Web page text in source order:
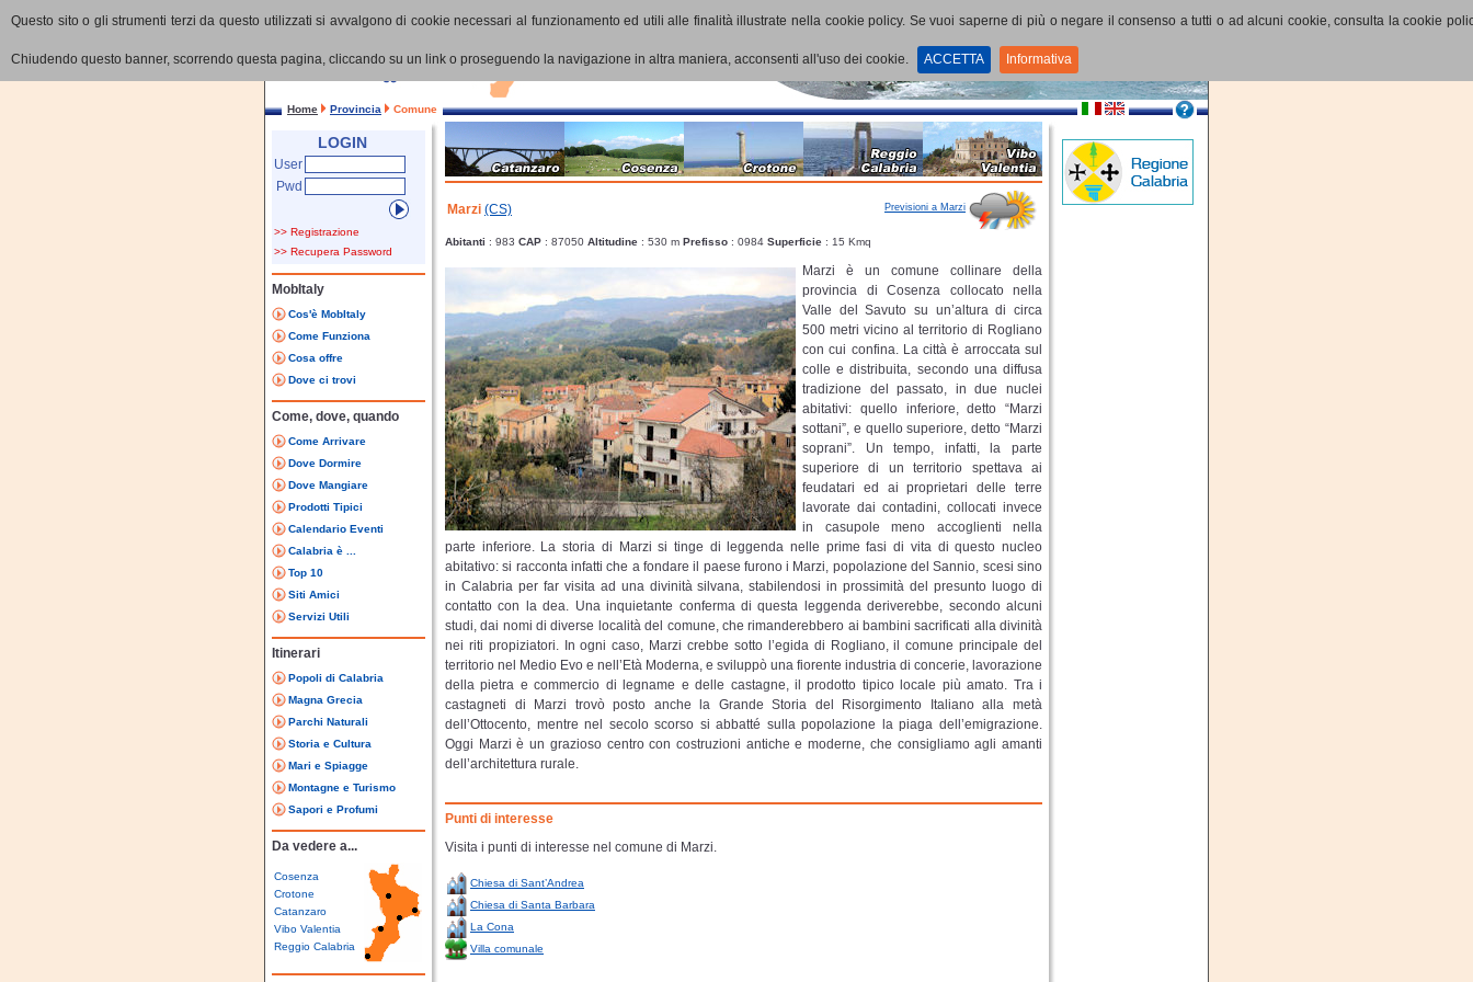
Questo sito o gli strumenti terzi da questo utilizzati si avvalgono di cookie necessari al funzionamento ed utili alle finalità illustrate nella cookie policy. Se vuoi saperne di più o negare il consenso a tutti o ad alcuni cookie, consulta la cookie
Chiudendo questo banner, scorrendo questa pagina, cliccando su un link o proseguendo la navigazione in altra maniera, acconsenti all'uso dei cookie. ACCETTA Informativa
Home Provincia Comune
LOGIN
User
Pwd
>> Registrazione
>> Recupera Password
MobItaly
Cos'è MobItaly
Come Funziona
Cosa offre
Dove ci trovi
Come, dove, quando
Come Arrivare
Dove Dormire
Dove Mangiare
Prodotti Tipici
Calendario Eventi
Calabria è ...
Top 10
Siti Amici
Servizi Utili
Itinerari
Popoli di Calabria
Magna Grecia
Parchi Naturali
Storia e Cultura
Mari e Spiagge
Montagne e Turismo
Sapori e Profumi
Da vedere a...
Cosenza
Crotone
Catanzaro
Vibo Valentia
Reggio Calabria
Marzi (CS) Previsioni a Marzi
Abitanti : 983 CAP : 87050 Altitudine : 530 m Prefisso : 0984 Superficie : 15 Kmq
Marzi è un comune collinare della
provincia di Cosenza collocato nella
Valle del Savuto su un’altura di circa
500 metri vicino al territorio di Rogliano
con cui confina. La città è arroccata sul
colle e distribuita, secondo una diffusa
tradizione del passato, in due nuclei
abitativi: quello inferiore, detto “Marzi
sottani”, e quello superiore, detto “Marzi
soprani”. Un tempo, infatti, la parte
superiore di un territorio spettava ai
feudatari ed ai proprietari delle terre
lavorate dai contadini, collocati invece
in casupole meno accoglienti nella
parte inferiore. La storia di Marzi si tinge di leggenda nelle prime fasi di vita di questo nucleo
abitativo: si racconta infatti che a fondare il paese furono i Marzi, popolazione del Sannio, scesi sino
in Calabria per far visita ad una divinità silvana, stabilendosi in prossimità del presunto luogo di
contatto con la dea. Una inquietante conferma di questa leggenda deriverebbe, secondo alcuni
studi, dai nomi di diverse località del comune, che rimanderebbero ai bambini sacrificati alla divinità
nei riti propiziatori. In ogni caso, Marzi crebbe sotto l’egida di Rogliano, il comune principale del
territorio nel Medio Evo e nell’Età Moderna, e sviluppò una fiorente industria di concerie, lavorazione
della pietra e commercio di legname e delle castagne, il prodotto tipico locale più amato. Tra i
castagneti di Marzi trovò posto anche la Grande Storia del Risorgimento Italiano alla metà
dell’Ottocento, mentre nel secolo scorso si abbatté sulla popolazione la piaga dell’emigrazione.
Oggi Marzi è un grazioso centro con costruzioni antiche e moderne, che consigliamo agli amanti
dell’architettura rurale.
Punti di interesse
Visita i punti di interesse nel comune di Marzi.
Chiesa di Sant’Andrea
Chiesa di Santa Barbara
La Cona
Villa comunale